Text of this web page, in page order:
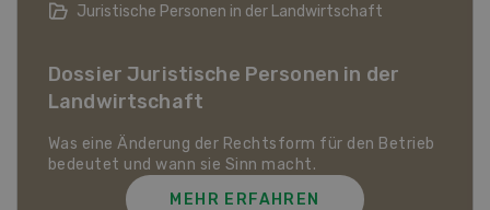
Bio-Artikel
Dossier Bio-Artikel
MEHR ERFAHREN